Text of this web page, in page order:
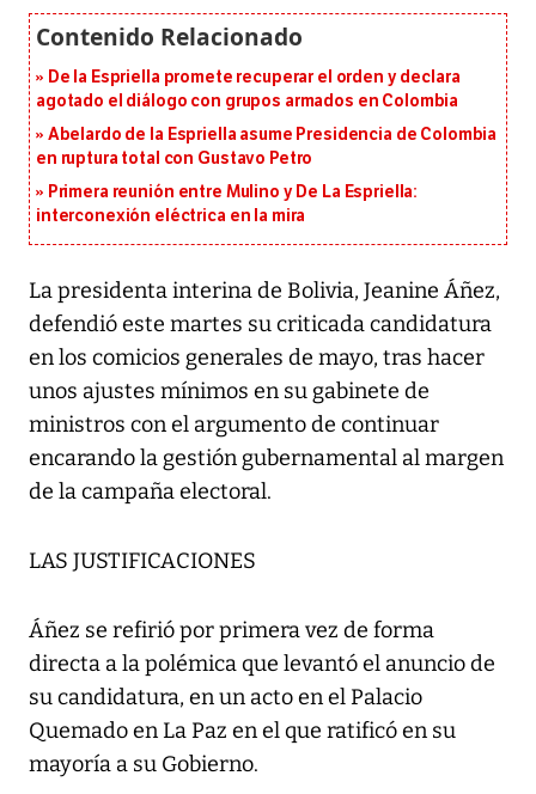
De la Espriella promete recuperar el orden y declara
agotado el diálogo con grupos armados en Colombia
Abelardo de la Espriella asume Presidencia de Colombia
en ruptura total con Gustavo Petro
Primera reunión entre Mulino y De La Espriella:
interconexión eléctrica en la mira
La presidenta interina de Bolivia, Jeanine Áñez,
defendió este martes su criticada candidatura
en los comicios generales de mayo, tras hacer
unos ajustes mínimos en su gabinete de
ministros con el argumento de continuar
encarando la gestión gubernamental al margen
de la campaña electoral.
LAS JUSTIFICACIONES
Áñez se refirió por primera vez de forma
directa a la polémica que levantó el anuncio de
su candidatura, en un acto en el Palacio
Quemado en La Paz en el que ratificó en su
mayoría a su Gobierno.